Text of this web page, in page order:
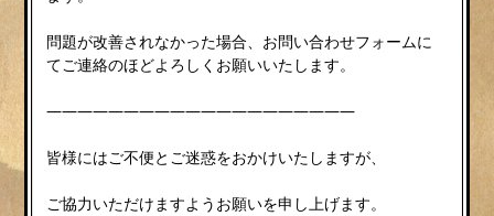
問題が改善されなかった場合、お問い合わせフォームに
てご連絡のほどよろしくお願いいたします。
————————————————————
皆様にはご不便とご迷惑をおかけいたしますが、
ご協力いただけますようお願いを申し上げます。